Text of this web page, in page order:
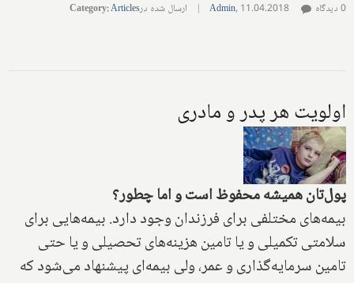
Admin, 11.04.2018
| ارسال شده در Category:Articles 0 دیدگاه
اولویت هر پدر و مادری
پولتان همیشه محفوظ است و اما چطور‌؟
بیمه‌های مختلفی برای فرزندان وجود دارد. بیمه‌هایی برای
سلامتی تکمیلی و یا تامین هزینه‌های تحصیلی و یا حتی
تامین سرمایه‌گذاری و عمر‌، ولی بیمه‌ای پیشنهاد می‌شود که